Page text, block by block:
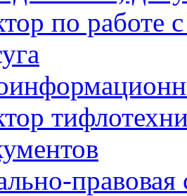
по работе
правовая